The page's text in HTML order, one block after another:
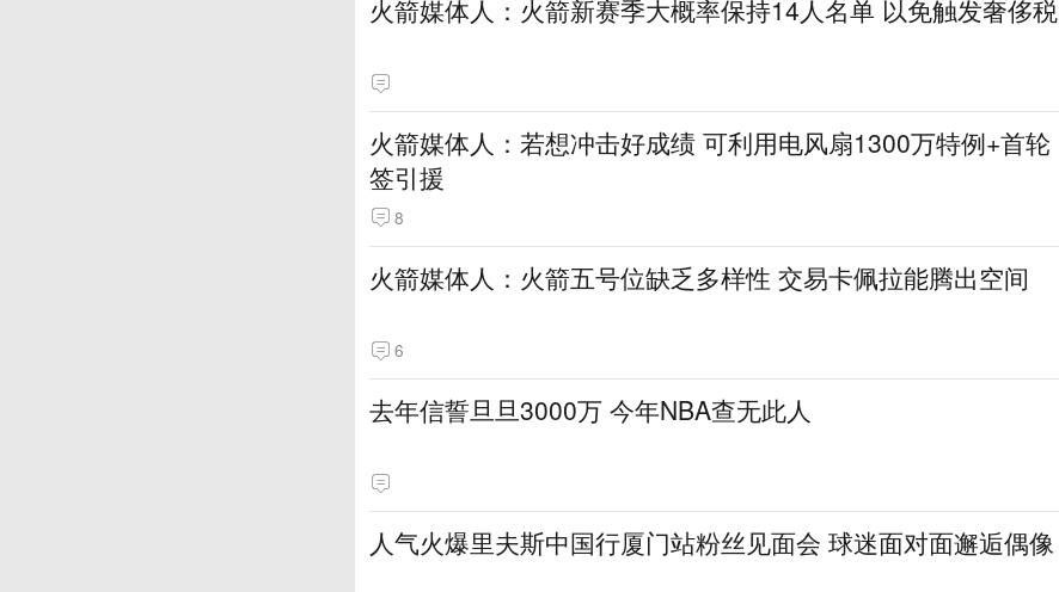
火箭媒体人：火箭新赛季大概率保持14人名单 以免触发奢侈税
火箭媒体人：若想冲击好成绩 可利用电风扇1300万特例+首轮
签引援
8
火箭媒体人：火箭五号位缺乏多样性 交易卡佩拉能腾出空间
6
去年信誓旦旦3000万 今年NBA查无此人
人气火爆里夫斯中国行厦门站粉丝见面会 球迷面对面邂逅偶像